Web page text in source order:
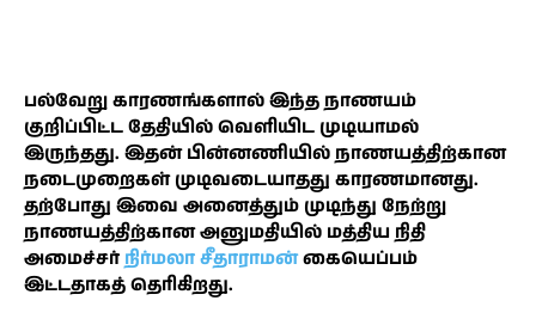
பல்வேறு காரணங்களால் இந்த நாணயம்
குறிப்பிட்ட தேதியில் வெளியிட முடியாமல்
இருந்தது. இதன் பின்னணியில் நாணயத்திற்கான
நடைமுறைகள் முடிவடையாதது காரணமானது.
தற்போது இவை அனைத்தும் முடிந்து நேற்று
நாணயத்திற்கான அனுமதியில் மத்திய நிதி
அமைச்சர் நிர்மலா சீதாராமன்கையெப்பம்
இட்டதாகத் தெரிகிறது.